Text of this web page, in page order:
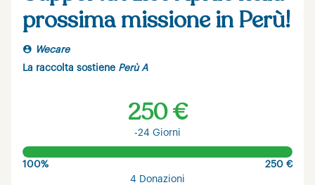
prossima missione in Perù!
Wecare
La raccolta sostiene Perù A
250 €
-24 Giorni
100%
250 €
4 Donazioni